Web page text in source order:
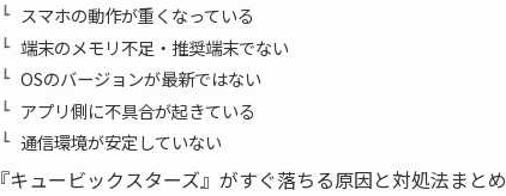
スマホの動作が重くなっている
端末のメモリ不足・推奨端末でない
OSのバージョンが最新ではない
アプリ側に不具合が起きている
通信環境が安定していない
『キュービックスターズ』がすぐ落ちる原因と対処法まとめ